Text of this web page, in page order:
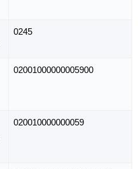
0245
02001000000005900
020010000000059